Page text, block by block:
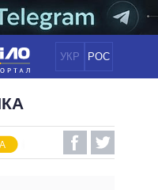
УКР РОС